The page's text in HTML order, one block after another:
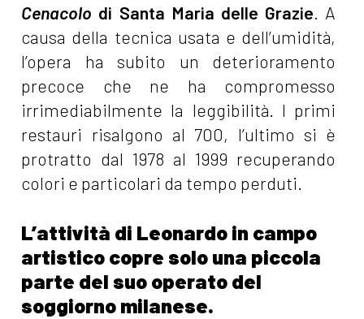
Cenacolo di Santa Maria delle Grazie. A
causa della tecnica usata e dell’umidità,
l’opera ha subito un deterioramento
precoce che ne ha compromesso
irrimediabilmente la leggibilità. I primi
restauri risalgono al 700, l’ultimo si è
protratto dal 1978 al 1999 recuperando
colori e particolari da tempo perduti.
L’attività di Leonardo in campo
artistico copre solo una piccola
parte del suo operato del
soggiorno milanese.